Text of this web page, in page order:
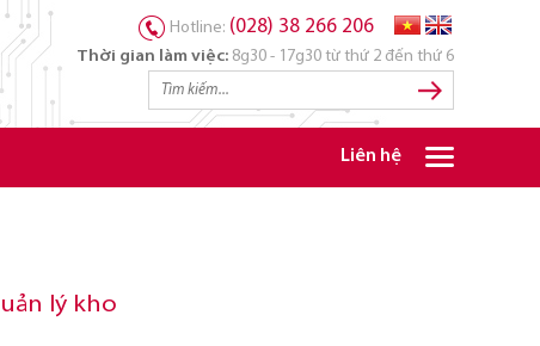
Hotline: (028) 38 266 206
Thời gian làm việc: 8g30 - 17g30 từ thứ 2 đến thứ 6
Liên hệ
lý kho